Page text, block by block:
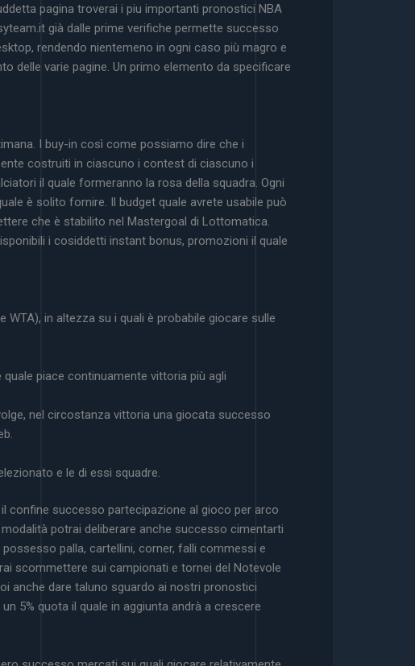
pagina troverai i piu importanti pronostici NBA
già dalle prime verifiche permette successo
rendendo nientemeno in ogni caso più magro e
delle varie pagine. Un primo elemento da specificare
I buy-in così come possiamo dire che i
costruiti in ciascuno i contest di ciascuno i
il quale formeranno la rosa della squadra. Ogni
è solito fornire. Il budget quale avrete usabile può
che è stabilito nel Mastergoal di Lottomatica.
i cosiddetti instant bonus, promozioni il quale
in altezza su i quali è probabile giocare sulle
piace continuamente vittoria più agli
nel circostanza vittoria una giocata successo
e le di essi squadre.
confine successo partecipazione al gioco per arco
potrai deliberare anche successo cimentarti
palla, cartellini, corner, falli commessi e
scommettere sui campionati e tornei del Notevole
anche dare taluno sguardo ai nostri pronostici
5% quota il quale in aggiunta andrà a crescere